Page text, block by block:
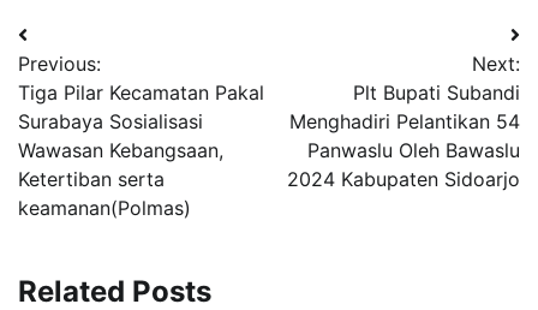
Navigasi
pos
Previous:
Tiga Pilar Kecamatan Pakal
Surabaya Sosialisasi
Wawasan Kebangsaan,
Ketertiban serta
keamanan(Polmas)
Next:
Plt Bupati Subandi
Menghadiri Pelantikan 54
Panwaslu Oleh Bawaslu
2024 Kabupaten Sidoarjo
Related Posts